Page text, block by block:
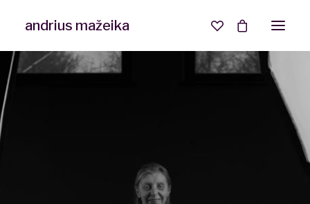
andrius mažeika
Interjero ir NT fotografija